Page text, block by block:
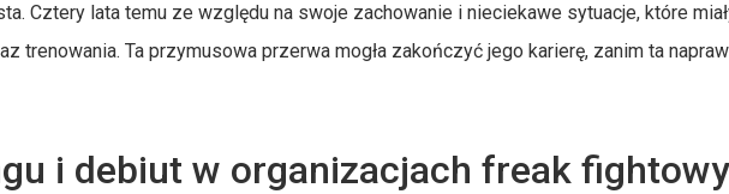
Cztery lata temu ze względu na swoje zachowanie i nieciekawe sytuacje, które
trenowania. Ta przymusowa przerwa mogła zakończyć jego karierę, zanim ta
i debiut w organizacjach freak